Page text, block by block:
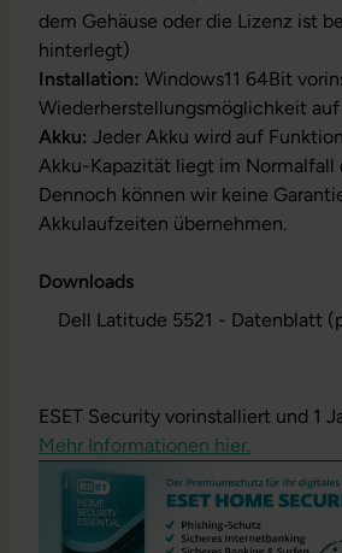
dem Gehäuse oder die Lizenz ist
hinterlegt)
Installation: Windows11 64Bit
Wiederherstellungsmöglichkeit
Akku: Jeder Akku wird auf
Akku-Kapazität liegt im Normalfall
Dennoch können wir keine
Akkulaufzeiten übernehmen.
Downloads
Dell Latitude 5521 - Datenblatt
ESET Security vorinstalliert und 1
Mehr Informationen hier.